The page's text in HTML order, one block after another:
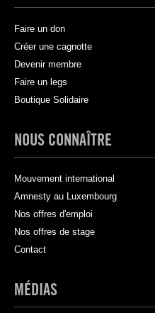
Faire un don
Créer une cagnotte
Devenir membre
Faire un legs
Boutique Solidaire
NOUS CONNAÎTRE
Mouvement international
Amnesty au Luxembourg
Nos offres d'emploi
Nos offres de stage
Contact
MÉDIAS